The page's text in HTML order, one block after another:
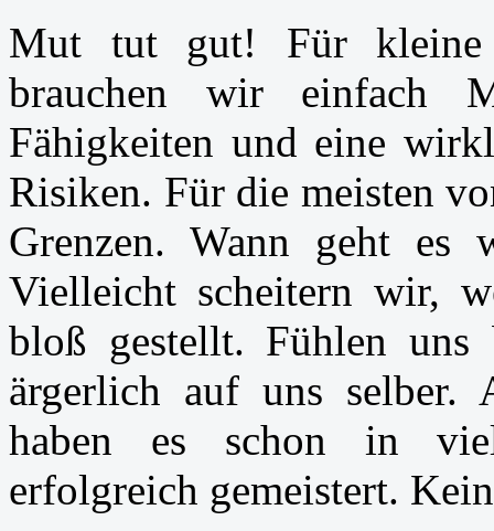
Mut tut gut! Für kleine
brauchen wir einfach
Fähigkeiten und eine
Risiken. Für die meisten
Grenzen. Wann geht
Vielleicht scheitern wir,
bloß gestellt. Fühlen uns
ärgerlich auf uns selber.
haben es schon in
erfolgreich gemeistert.